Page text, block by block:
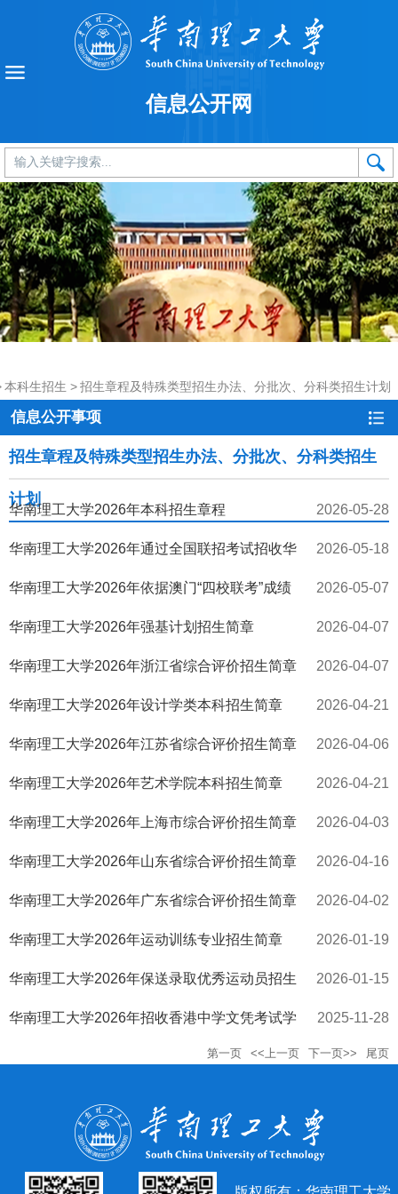
信息公开网
本科生招生 > 招生章程及特殊类型招生办法、分批次、分科类招生计划
信息公开事项
招生章程及特殊类型招生办法、分批次、分科类招生
计划
华南理工大学2026年本科招生章程 2026-05-28
华南理工大学2026年通过全国联招考试招收华
侨港澳台学生简章
2026-05-18
华南理工大学2026年依据澳门“四校联考”成绩
招收澳门学生简章
2026-05-07
华南理工大学2026年强基计划招生简章 2026-04-07
华南理工大学2026年浙江省综合评价招生简章 2026-04-07
华南理工大学2026年设计学类本科招生简章 2026-04-21
华南理工大学2026年江苏省综合评价招生简章 2026-04-06
华南理工大学2026年艺术学院本科招生简章 2026-04-21
华南理工大学2026年上海市综合评价招生简章 2026-04-03
华南理工大学2026年山东省综合评价招生简章 2026-04-16
华南理工大学2026年广东省综合评价招生简章 2026-04-02
华南理工大学2026年运动训练专业招生简章 2026-01-19
华南理工大学2026年保送录取优秀运动员招生
简章
2026-01-15
华南理工大学2026年招收香港中学文凭考试学 2025-11-28
第一页 <<上一页 下一页>> 尾页